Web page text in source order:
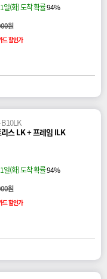
일(화) 도착 확률94%
원
드 할인가
스 LK + 프레임 ILK
일(화) 도착 확률94%
원
드 할인가